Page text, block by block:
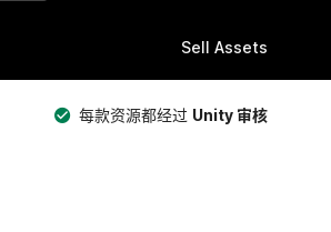
Sell Assets
每款资源都经过 Unity 审核